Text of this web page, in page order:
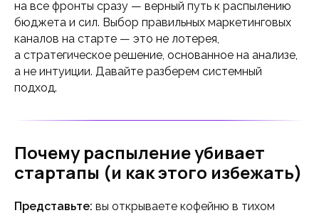
на все фронты сразу — верный путь к распылению
бюджета и сил. Выбор правильных маркетинговых
каналов на старте — это не лотерея,
а стратегическое решение, основанное на анализе,
а не интуиции. Давайте разберем системный
подход.
Почему распыление убивает
стартапы (и как этого избежать)
Представьте: вы открываете кофейню в тихом